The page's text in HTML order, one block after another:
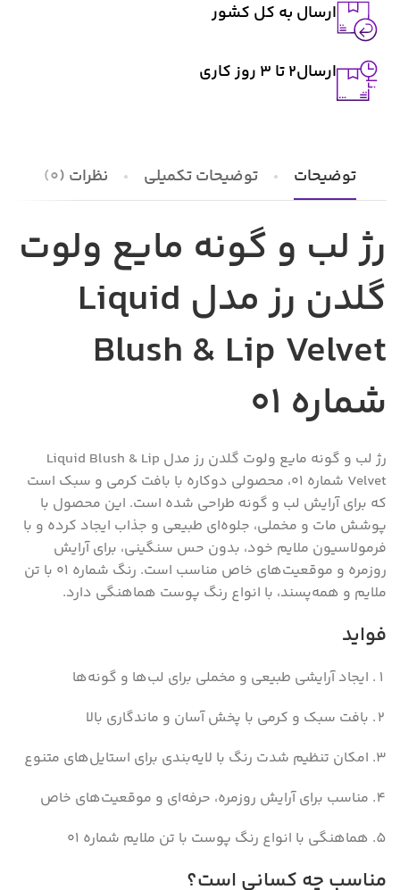
ارسال به کل کشور
ارسال2 تا ۳ روز کاری
توضیحات توضیحات تکمیلی نظرات (0)
رژ لب و گونه مایع ولوت
گلدن رز مدل Liquid
Blush & Lip Velvet
شماره 01
رژ لب و گونه مایع ولوت گلدن رز مدل Liquid Blush & Lip
Velvet شماره 01، محصولی دوکاره با بافت کرمی و سبک است
که برای آرایش لب و گونه طراحی شده است. این محصول با
پوشش مات و مخملی، جلوه‌ای طبیعی و جذاب ایجاد کرده و با
فرمولاسیون ملایم خود، بدون حس سنگینی، برای آرایش
روزمره و موقعیت‌های خاص مناسب است. رنگ شماره 01 با تن
ملایم و همه‌پسند، با انواع رنگ پوست هماهنگی دارد.
فواید
ایجاد آرایشی طبیعی و مخملی برای لب‌ها و گونه‌ها
بافت سبک و کرمی با پخش آسان و ماندگاری بالا
امکان تنظیم شدت رنگ با لایه‌بندی برای استایل‌های متنوع
مناسب برای آرایش روزمره، حرفه‌ای و موقعیت‌های خاص
هماهنگی با انواع رنگ پوست با تن ملایم شماره 01
مناسب چه کسانی است؟